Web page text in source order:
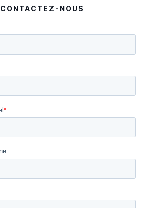
CONTACTEZ-NOUS